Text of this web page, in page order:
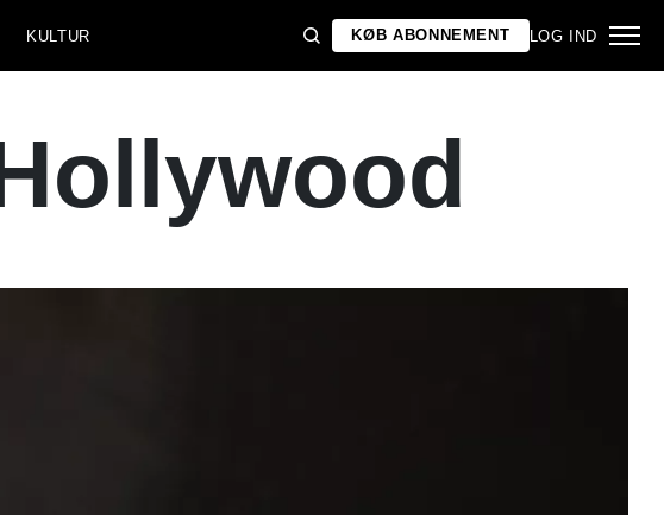
KULTUR KØB ABONNEMENT LOG IND